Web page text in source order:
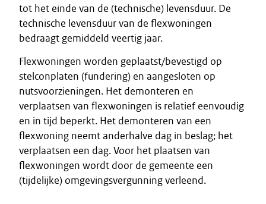
tot het einde van de (technische) levensduur. De
technische levensduur van de flexwoningen
bedraagt gemiddeld veertig jaar.
Flexwoningen worden geplaatst/bevestigd op
stelconplaten (fundering) en aangesloten op
nutsvoorzieningen. Het demonteren en
verplaatsen van flexwoningen is relatief eenvoudig
en in tijd beperkt. Het demonteren van een
flexwoning neemt anderhalve dag in beslag; het
verplaatsen een dag. Voor het plaatsen van
flexwoningen wordt door de gemeente een
(tijdelijke) omgevingsvergunning verleend.